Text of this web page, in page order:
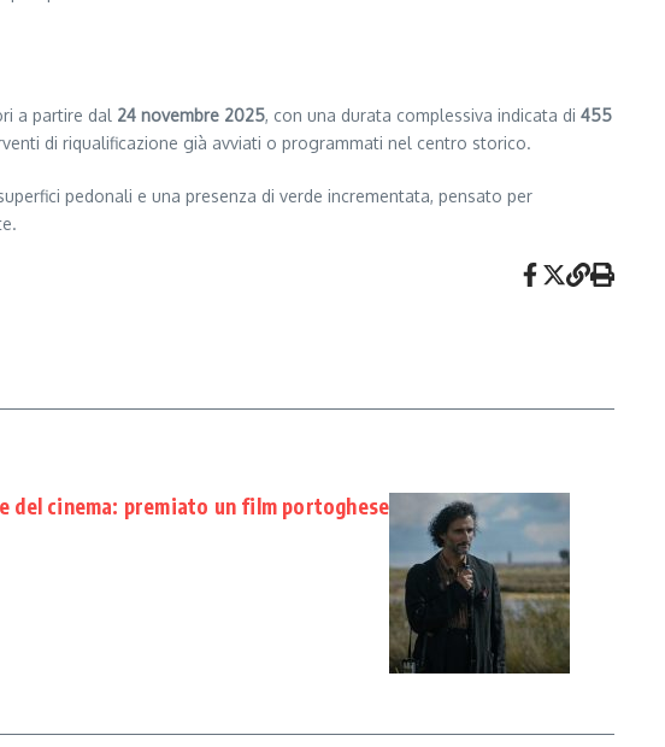
a partire dal 24 novembre 2025, con una durata complessiva indicata di 455
di riqualificazione già avviati o programmati nel centro storico.
pedonali e una presenza di verde incrementata, pensato per
del cinema: premiato un film portoghese